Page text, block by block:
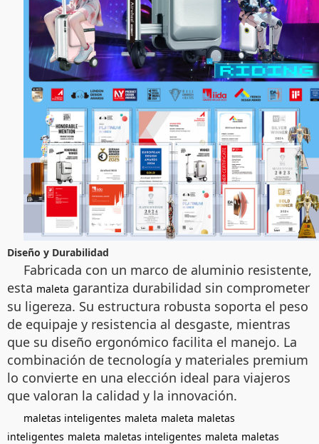
Diseño y Durabilidad
Fabricada con un marco de aluminio resistente,
esta maleta garantiza durabilidad sin comprometer
su ligereza. Su estructura robusta soporta el peso
de equipaje y resistencia al desgaste, mientras
que su diseño ergonómico facilita el manejo. La
combinación de tecnología y materiales premium
lo convierte en una elección ideal para viajeros
que valoran la calidad y la innovación.
maletas inteligentes maleta maleta maletas
inteligentes maleta maletas inteligentes maleta maletas